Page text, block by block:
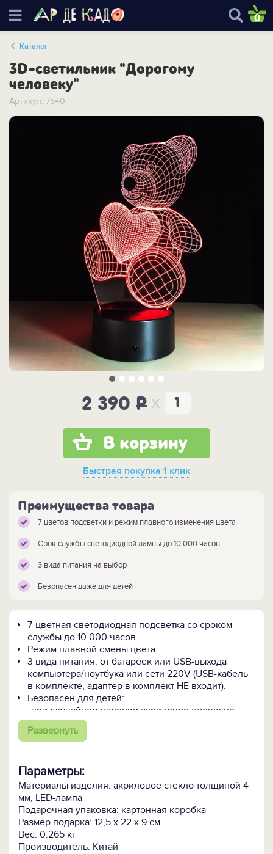
0
Каталог
3D-светильник "Дорогому
человеку"
Артикул: 7540
2 390 P x
В корзину
Быстрая покупка 1 клик
Преимущества товара
7 цветов подсветки и режим плавного изменения цвета
Срок службы светодиодной лампы до 10 000 часов
3 вида питания на выбор
Безопасен даже для детей
7-цветная светодиодная подсветка со сроком
службы до 10 000 часов.
Режим плавной смены цвета.
3 вида питания: от батареек или USB-выхода
компьютера/ноутбука или сети 220V (USB-кабель
в комплекте, адаптер в комплект НЕ входит).
Безопасен для детей:
- при случайном падении акриловое стекло не
разбивается на осколки;
- питание от батареек или USB-источника убережёт
ПОСМОТРИТЕ ЕЩЕ:
-Точно такой же светильник с надписью "Люблю тебя!"
>>
-Все 3D-светильники >>
Развернуть
Параметры:
Материалы изделия: акриловое стекло толщиной 4
мм, LED-лампа
Подарочная упаковка: картонная коробка
Размер подарка: 12,5 х 22 х 9 см
Вес: 0.265 кг
Производитель: Китай